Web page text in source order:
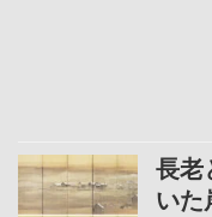
長老
いた